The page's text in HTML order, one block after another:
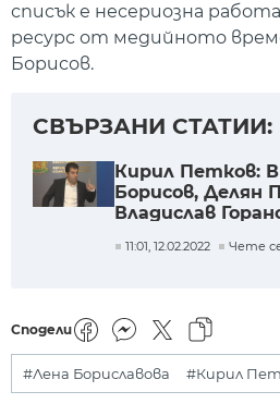
списък е несериозна
ресурс от медийното
Борисов.
СВЪРЗАНИ СТАТИИ:
Кирил Петков:
Борисов, Делян
Владислав
11:01, 12.02.2022 Чете се
Сподели
#Лена Бориславова #Кирил